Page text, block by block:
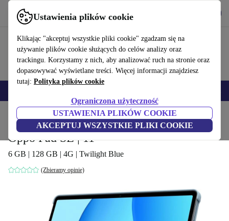
Ustawienia plików cookie
Klikając "akceptuj wszystkie pliki cookie" zgadzam się na
używanie plików cookie służących do celów analizy oraz
trackingu. Korzystamy z nich, aby analizować ruch na stronie oraz
dopasowywać wyświetlane treści. Więcej informacji znajdziesz
tutaj: Polityka plików cookie
Ograniczona użyteczność
USTAWIENIA PLIKÓW COOKIE
AKCEPTUJ WSZYSTKIE PLIKI COOKIE
Korzystaj z refurbed szybko i łatwo
Produkty Tablety
Oppo Pad SE | 11"
6 GB | 128 GB | 4G | Twilight Blue
(Zbieramy opinie)